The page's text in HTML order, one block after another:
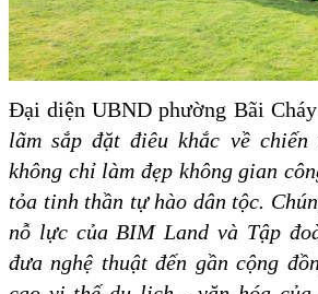
Đại diện UBND phường Bãi
lãm sắp đặt điêu khắc về chiến
không chỉ làm đẹp không gian
tỏa tinh thần tự hào dân tộc.
nỗ lực của BIM Land và Tập
đưa nghệ thuật đến gần cộng